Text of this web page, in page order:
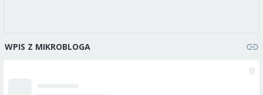
WPIS Z MIKROBLOGA